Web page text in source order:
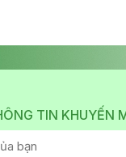
TIN KHUYẾN